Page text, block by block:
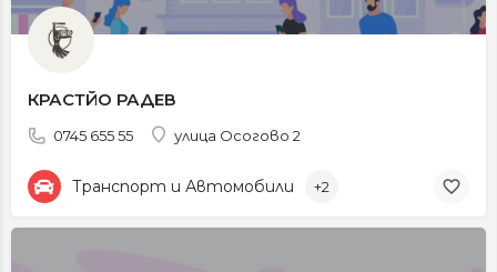
КРАСТЙО РАДЕВ
0745 655 55 улица Осогово 2
Транспорт и Автомобили +2